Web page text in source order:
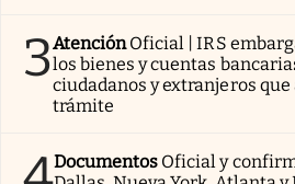
3AtenciónOficial | IRS
los bienes y cuentas
ciudadanos y extranjeros
trámite
Documentos Oficial y